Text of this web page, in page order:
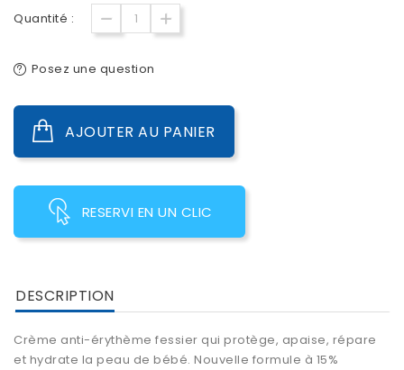
Quantité :
Posez une question
AJOUTER AU PANIER
RESERVI EN UN CLIC
DESCRIPTION
Crème anti-érythème fessier qui protège, apaise, répare
et hydrate la peau de bébé. Nouvelle formule à 15%